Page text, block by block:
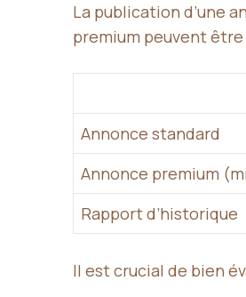
La publication d’une
premium peuvent être
Annonce standard
Annonce premium
Rapport d’historique
Il est crucial de bien